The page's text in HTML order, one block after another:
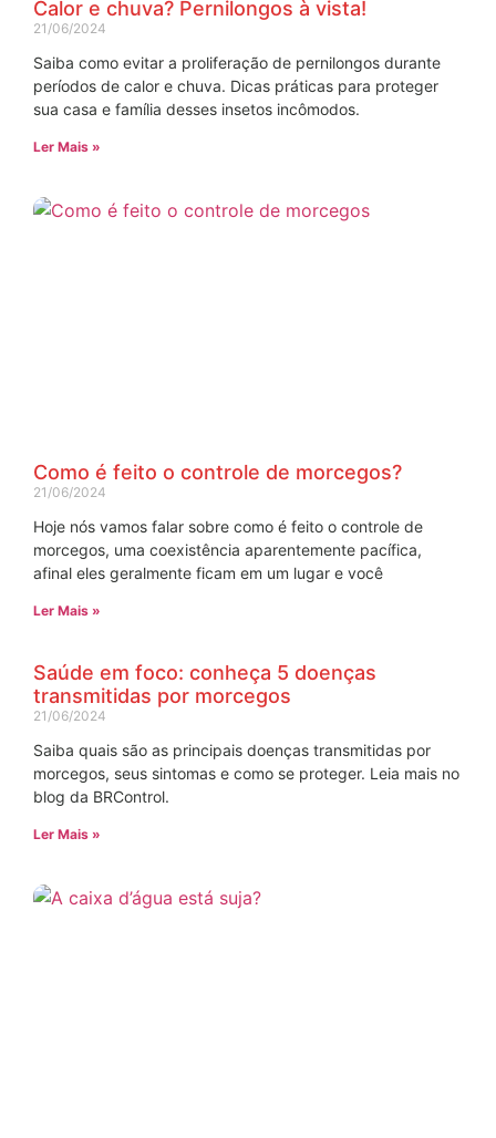
Calor e chuva? Pernilongos à vista!
21/06/2024
Saiba como evitar a proliferação de pernilongos durante
períodos de calor e chuva. Dicas práticas para proteger
sua casa e família desses insetos incômodos.
Ler Mais »
Como é feito o controle de morcegos?
21/06/2024
Hoje nós vamos falar sobre como é feito o controle de
morcegos, uma coexistência aparentemente pacífica,
afinal eles geralmente ficam em um lugar e você
Ler Mais »
Saúde em foco: conheça 5 doenças
transmitidas por morcegos
21/06/2024
Saiba quais são as principais doenças transmitidas por
morcegos, seus sintomas e como se proteger. Leia mais no
blog da BRControl.
Ler Mais »